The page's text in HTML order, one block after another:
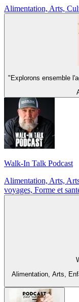
Alimentation, Arts,
"Explorons ensemble
Walk-In Talk Podcast
Alimentation, Arts,
voyages, Forme et
Alimentation, Arts,